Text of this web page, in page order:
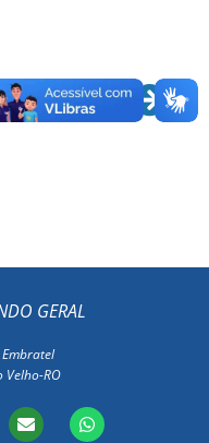
PRÓXIMO
GERAL
Velho-RO
E
n
W
h